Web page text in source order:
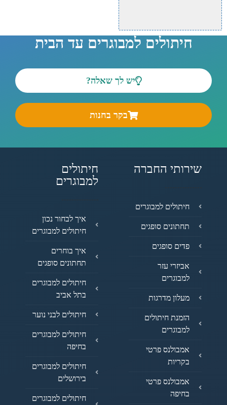
חיתולים למבוגרים עד הבית
יש לך שאלה?
בקר בחנות
שירותי החברה
חיתולים למבוגרים
תחתונים סופגים
פדים סופגים
אביזרי עזר
למבוגרים
מעלון מדרגות
הזמנת חיתולים
למבוגרים
אמבולנס פרטי
בקריות
אמבולנס פרטי
בחיפה
חיתולים
למבוגרים
איך לבחור נכון
חיתולים למבוגרים
איך בוחרים
תחתונים סופגים
חיתולים למבוגרים
בתל אביב
חיתולים לבני נוער
חיתולים למבוגרים
בחיפה
חיתולים למבוגרים
בירושלים
חיתולים למבוגרים